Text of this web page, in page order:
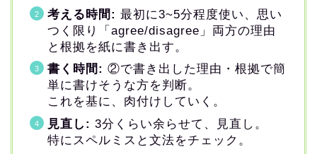
考える時間: 最初に3~5分程度使い、思い
つく限り「agree/disagree」両方の理由
と根拠を紙に書き出す。
書く時間: ②で書き出した理由・根拠で簡
単に書けそうな方を判断。
これを基に、肉付けしていく。
見直し: 3分くらい余らせて、見直し。
特にスペルミスと文法をチェック。